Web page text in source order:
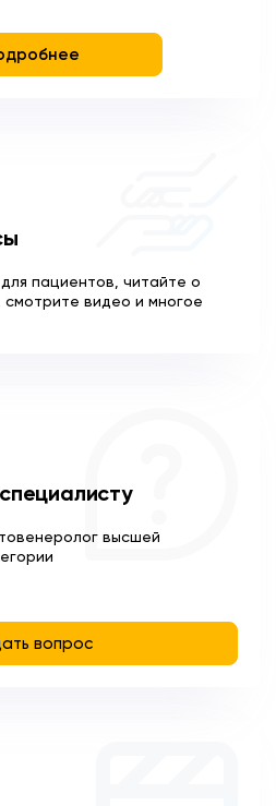
пациентов, читайте о
видео и многое
высшей
вопрос